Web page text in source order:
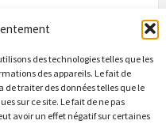
des technologies telles que les
des appareils. Le fait de
de traiter des données telles que le
sur ce site. Le fait de ne pas
avoir un effet négatif sur certaines